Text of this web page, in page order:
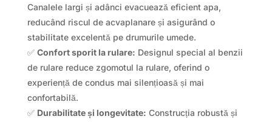
Canalele largi și adânci evacuează eficient apa,
reducând riscul de acvaplanare și asigurând o
stabilitate excelentă pe drumurile umede.
✅ Confort sporit la rulare: Designul special al benzii
de rulare reduce zgomotul la rulare, oferind o
experiență de condus mai silențioasă și mai
confortabilă.
✅ Durabilitate și longevitate: Construcția robustă și